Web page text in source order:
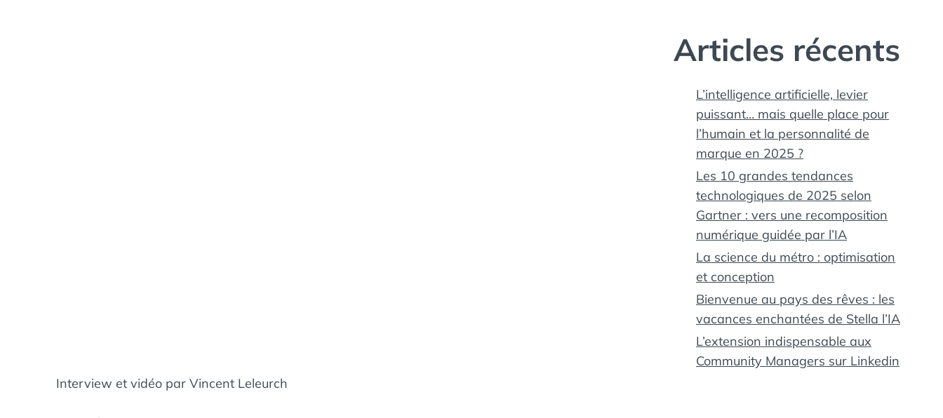
Interview et vidéo par Vincent Leleurch
Articles récents
L’intelligence artificielle, levier
puissant… mais quelle place pour
l’humain et la personnalité de
marque en 2025 ?
Les 10 grandes tendances
technologiques de 2025 selon
Gartner : vers une recomposition
numérique guidée par l’IA
La science du métro : optimisation
et conception
Bienvenue au pays des rêves : les
vacances enchantées de Stella l’IA
L’extension indispensable aux
Community Managers sur Linkedin